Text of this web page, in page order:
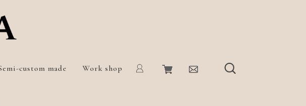
custom made Work shop